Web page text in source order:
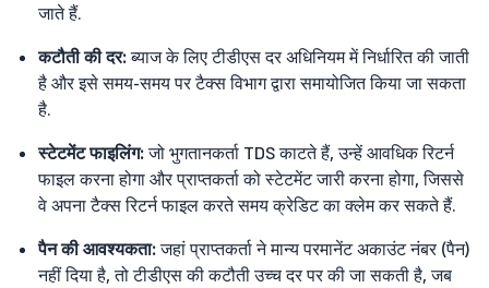
जाते हैं.
कटौती की दर:ब्याज के लिए टीडीएस दर अधिनियम में निर्धारित की जाती
है और इसे समय-समय पर टैक्स विभाग द्वारा समायोजित किया जा सकता
है.
स्टेटमेंट फाइलिंग:जो भुगतानकर्ता TDS काटते हैं, उन्हें आवधिक रिटर्न
फाइल करना होगा और प्राप्तकर्ता को स्टेटमेंट जारी करना होगा, जिससे
वे अपना टैक्स रिटर्न फाइल करते समय क्रेडिट का क्लेम कर सकते हैं.
पैन की आवश्यकता:जहां प्राप्तकर्ता ने मान्य परमानेंट अकाउंट नंबर (पैन)
नहीं दिया है, तो टीडीएस की कटौती उच्च दर पर की जा सकती है, जब